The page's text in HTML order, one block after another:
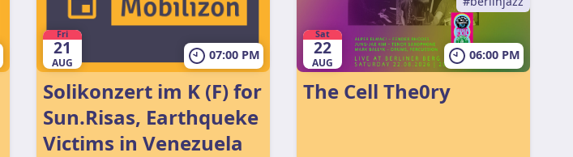
Fri
21
AUG
07:00 PM
Solikonzert im K (F) for
Sun.Risas, Earthqueke
Victims in Venezuela
Sat
22
AUG
06:00 PM
The Cell The0ry